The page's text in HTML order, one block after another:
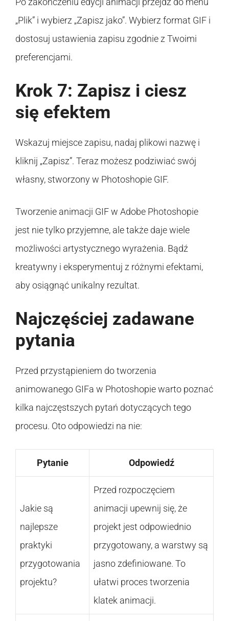
„Plik” i wybierz „Zapisz jako”. Wybierz format GIF i
dostosuj ustawienia zapisu zgodnie z Twoimi
preferencjami.
Krok 7: Zapisz i ciesz
się efektem
Wskazuj miejsce zapisu, nadaj plikowi nazwę i
kliknij „Zapisz”. Teraz możesz podziwiać swój
własny, stworzony w Photoshopie GIF.
Tworzenie animacji GIF w Adobe Photoshopie
jest nie tylko przyjemne, ale także daje wiele
możliwości artystycznego wyrażenia. Bądź
kreatywny i eksperymentuj z różnymi efektami,
aby osiągnąć unikalny rezultat.
Najczęściej zadawane
pytania
Przed przystąpieniem do tworzenia
animowanego GIFa w Photoshopie warto poznać
kilka najczęstszych pytań dotyczących tego
procesu. Oto odpowiedzi na nie:
Pytanie Odpowiedź
Jakie są
najlepsze
praktyki
przygotowania
projektu?
Przed rozpoczęciem
animacji upewnij się, że
projekt jest odpowiednio
przygotowany, a warstwy są
jasno zdefiniowane. To
ułatwi proces tworzenia
klatek animacji.